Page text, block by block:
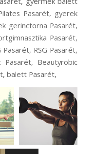
Pasarét, gyerek
gerinctorna Pasarét,
Pasarét,
RSG Pasarét,
Pasarét, Beautyrobic
balett Pasarét,